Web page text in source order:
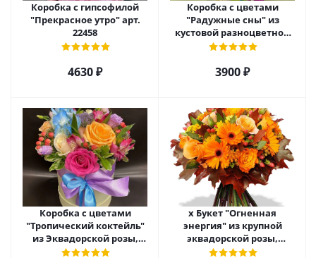
Коробка с гипсофилой
"Прекрасное утро" арт.
22458
4630 ₽
Коробка с цветами
"Радужные сны" из
кустовой разноцветной
хризантемы арт. 22457
3900 ₽
Коробка с цветами
"Тропический коктейль"
из Эквадорской розы,
эустомы, альстромерии
х Букет "Огненная
энергия" из крупной
эквадорской розы,
гиперикума и гермини.